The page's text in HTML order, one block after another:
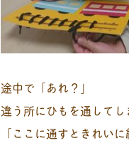
途中で「あれ？」
違う所にひもを通してし
「ここに通すときれい